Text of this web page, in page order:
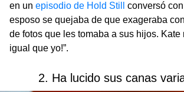
en un episodio de Hold Still
conversó
esposo se quejaba de que exageraba
de fotos que les tomaba a sus hijos. Kate
igual que yo!”.
2. Ha lucido sus canas